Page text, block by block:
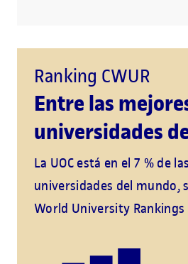
Ranking CWUR
Entre las
universidades
La UOC está en el 7 % de
universidades del mundo,
World University Rankings